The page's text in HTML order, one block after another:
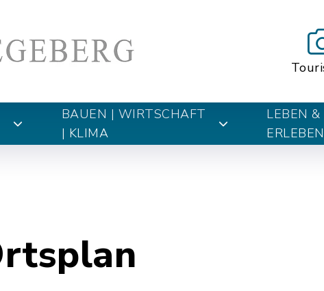
BAUEN | WIRTSCHAFT
| KLIMA
LEBEN &
ERLEBEN